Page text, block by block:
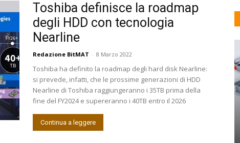
Toshiba definisce la roadmap
degli HDD con tecnologia
Nearline
Redazione BitMAT - 8 Marzo 2022
Toshiba ha definito la roadmap degli hard disk Nearline:
si prevede, infatti, che le prossime generazioni di HDD
Nearline di Toshiba raggiungeranno i 35TB prima della
fine del FY2024 e supereranno i 40TB entro il 2026
Continua a leggere